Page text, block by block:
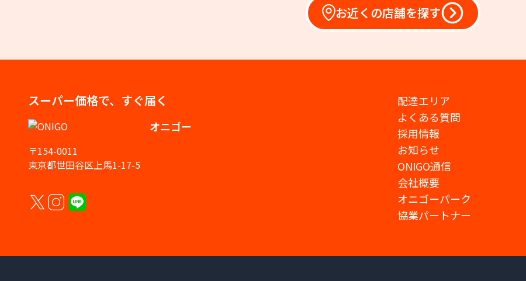
お近くの店舗を探す
スーパー価格で、すぐ届く
オニゴー
〒154-0011
東京都世田谷区上馬1-17-5
配達エリア
よくある質問
採用情報
お知らせ
ONIGO通信
会社概要
オニゴーパーク
協業パートナー